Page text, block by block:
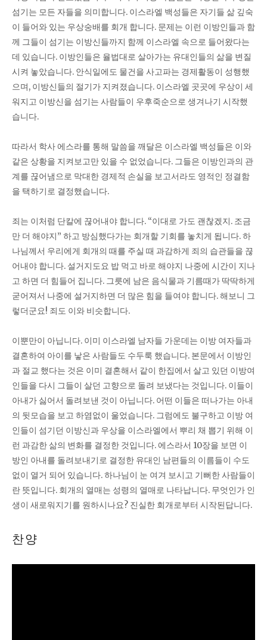
섬기는 모든 자들을 의미합니다. 이스라엘 백성들은 자기들 삶 깊숙
이 들어와 있는 우상숭배를 회개 합니다. 문제는 이런 이방인들과 함
께 그들이 섬기는 이방신들까지 함께 이스라엘 속으로 들어왔다는
데 있습니다. 이방인들은 율법대로 살아가는 유대인들의 삶을 변질
시켜 놓았습니다. 안식일에도 물건을 사고파는 경제활동이 성행했
으며, 이방신들의 절기가 지켜졌습니다. 이스라엘 곳곳에 우상이 세
워지고 이방신을 섬기는 사람들이 우후죽순으로 생겨나기 시작했
습니다.
따라서 학사 에스라를 통해 말씀을 깨달은 이스라엘 백성들은 이와
같은 상황을 지켜보고만 있을 수 없었습니다. 그들은 이방인과의 관
계를 끊어냄으로 막대한 경제적 손실을 보고서라도 영적인 정결함
을 택하기로 결정했습니다.
죄는 이처럼 단칼에 끊어내야 합니다. “이대로 가도 괜찮겠지. 조금
만 더 해야지” 하고 방심했다가는 회개할 기회를 놓치게 됩니다. 하
나님께서 우리에게 회개의 때를 주실 때 과감하게 죄의 습관들을 끊
어내야 합니다. 설거지도요 밥 먹고 바로 해야지 나중에 시간이 지나
고 하면 더 힘들어 집니다. 그릇에 남은 음식물과 기름때가 딱딱하게
굳어져서 나중에 설거지하면 더 많은 힘을 들여야 합니다. 해보니 그
렇더군요! 죄도 이와 비슷합니다.
이뿐만이 아닙니다. 이미 이스라엘 남자들 가운데는 이방 여자들과
결혼하여 아이를 낳은 사람들도 수두룩 했습니다. 본문에서 이방인
과 절교 했다는 것은 이미 결혼해서 같이 한집에서 살고 있던 이방여
인들을 다시 그들이 살던 고향으로 돌려 보냈다는 것입니다. 이들이
아내가 싫어서 돌려보낸 것이 아닙니다. 어떤 이들은 떠나가는 아내
의 뒷모습을 보고 하염없이 울었습니다. 그럼에도 불구하고 이방 여
인들이 섬기던 이방신과 우상을 이스라엘에서 뿌리 채 뽑기 위해 이
런 과감한 삶의 변화를 결정한 것입니다. 에스라서 10장을 보면 이
방인 아내를 돌려보내기로 결정한 유대인 남편들의 이름들이 수도
없이 열거 되어 있습니다. 하나님이 눈 여겨 보시고 기뻐한 사람들이
란 뜻입니다. 회개의 열매는 성령의 열매로 나타납니다. 무엇인가 인
생이 새로워지기를 원하시나요? 진실한 회개로부터 시작된답니다.
찬양